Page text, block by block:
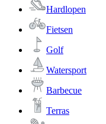
Hardlopen
Fietsen
Golf
Watersport
Barbecue
Terras